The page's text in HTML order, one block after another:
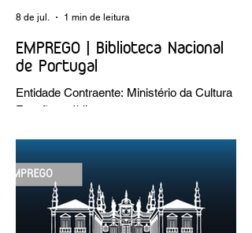
EMPREGO | Biblioteca Nacional
de Portugal
Entidade Contraente: Ministério da Cultura
Funções públicas por tempo
trabalho: execução de intervenções de
conservação e restauro; restauro de
encadernação antiga e/ou corrente;
realização de acondicionamentos para as
8 de jul. 1 min de leitura